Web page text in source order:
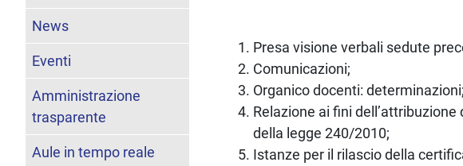
Presa visione verbali sedute
Comunicazioni;
Organico docenti: determinazioni;
Relazione ai fini
della legge 240/2010;
Istanze per il rilascio della
News
Eventi
Amministrazione
trasparente
Aule in tempo reale